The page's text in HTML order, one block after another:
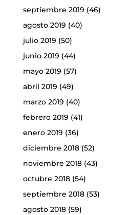
septiembre 2019 (46)
agosto 2019 (40)
julio 2019 (50)
junio 2019 (44)
mayo 2019 (57)
abril 2019 (49)
marzo 2019 (40)
febrero 2019 (41)
enero 2019 (36)
diciembre 2018(52)
noviembre 2018(43)
octubre 2018(54)
septiembre 2018(53)
agosto 2018(59)